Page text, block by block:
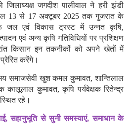
जगदीश पालीवाल ने हरी झंडी
13 से 17 अक्टूबर 2025 तक गुजरात के
जल एवं विकास ट्रस्ट में उन्नत कृषि,
एवं अन्य कृषि गतिविधियों पर प्रशिक्षण
किसान इन तकनीकों को अपने खेतों में
करेंगे।
समाजसेवी खुश कमल कुमावत, शान्तिलाल
कालूलाल कुमावत, कृषि पर्यवेक्षक रितेन्द्र
रहे।
सहानुभूति से सुनी समस्याएं, समाधान के